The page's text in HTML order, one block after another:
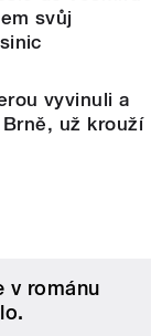
svůj
vyvinuli a
už krouží
v románu